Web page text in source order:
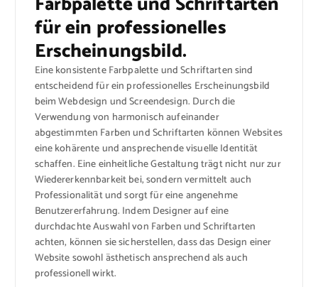
für ein professionelles
Erscheinungsbild.
Eine konsistente Farbpalette und Schriftarten sind
entscheidend für ein professionelles Erscheinungsbild
beim Webdesign und Screendesign. Durch die
Verwendung von harmonisch aufeinander
abgestimmten Farben und Schriftarten können Websites
eine kohärente und ansprechende visuelle Identität
schaffen. Eine einheitliche Gestaltung trägt nicht nur zur
Wiedererkennbarkeit bei, sondern vermittelt auch
Professionalität und sorgt für eine angenehme
Benutzererfahrung. Indem Designer auf eine
durchdachte Auswahl von Farben und Schriftarten
achten, können sie sicherstellen, dass das Design einer
Website sowohl ästhetisch ansprechend als auch
professionell wirkt.